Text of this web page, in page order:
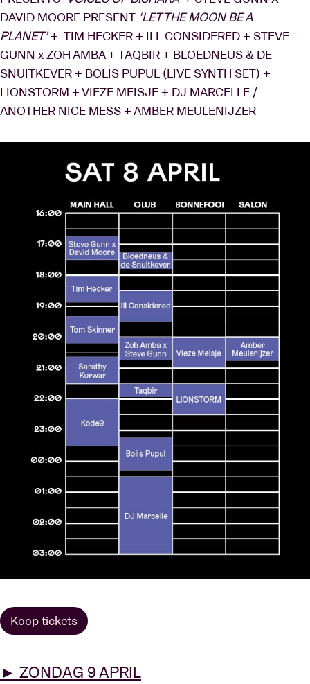
DAVID MOORE PRESENT ‘LET THE MOON BE A
PLANET’+ TIM HECKER + ILL CONSIDERED + STEVE
GUNN x ZOH AMBA + TAQBIR + BLOEDNEUS & DE
SNUITKEVER + BOLIS PUPUL (LIVE SYNTH SET) +
LIONSTORM + VIEZE MEISJE + DJ MARCELLE /
ANOTHER NICE MESS + AMBER MEULENIJZER
Koop tickets
► ZONDAG 9 APRIL